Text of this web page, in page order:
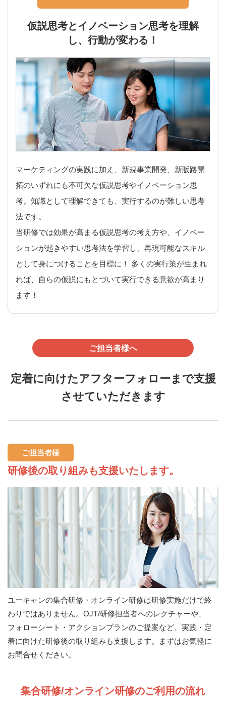
仮説思考とイノベーション思考を理解
し、行動が変わる！
マーケティングの実践に加え、新規事業開発、新販路開
拓のいずれにも不可欠な仮説思考やイノベーション思
考。知識として理解できても、実行するのが難しい思考
法です。
当研修では効果が高まる仮説思考の考え方や、イノベー
ションが起きやすい思考法を学習し、再現可能なスキル
として身につけることを目標に！ 多くの実行策が生まれ
れば、自らの仮説にもとづいて実行できる意欲が高まり
ます！
ご担当者様へ
定着に向けたアフターフォローまで支援
させていただきます
ご担当者様
研修後の取り組みも支援いたします。
ユーキャンの集合研修・オンライン研修は研修実施だけで終
わりではありません。OJT/研修担当者へのレクチャーや、
フォローシート・アクションプランのご提案など、実践・定
着に向けた研修後の取り組みも支援します。まずはお気軽に
お問合せください。
集合研修/オンライン研修のご利用の流れ